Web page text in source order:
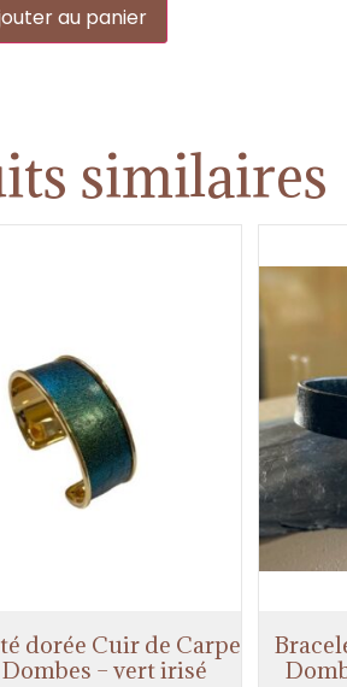
au panier
similaires
dorée Cuir de Carpe
– vert irisé